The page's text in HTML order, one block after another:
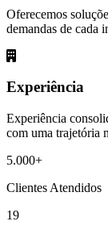
Oferecemos
demandas de cada
Experiência
Experiência
com uma trajetória
5.000+
Clientes Atendidos
19